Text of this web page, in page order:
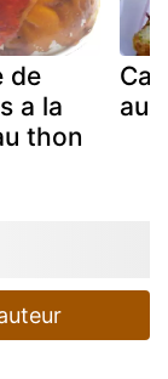
de
a la
thon